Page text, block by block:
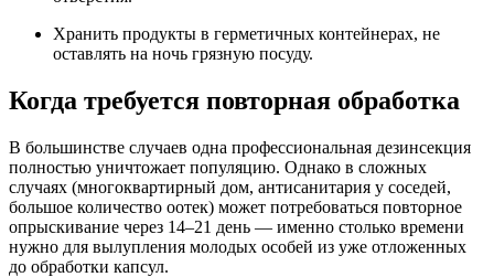
Хранить продукты в герметичных контейнерах, не
оставлять на ночь грязную посуду.
Когда требуется повторная обработка
В большинстве случаев одна профессиональная дезинсекция
полностью уничтожает популяцию. Однако в сложных
случаях (многоквартирный дом, антисанитария у соседей,
большое количество оотек) может потребоваться повторное
опрыскивание через 14–21 день — именно столько времени
нужно для вылупления молодых особей из уже отложенных
до обработки капсул.